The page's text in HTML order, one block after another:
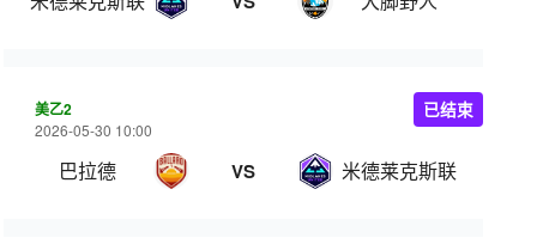
美乙2
2026-05-30 10:00
巴拉德 VS 米德莱克斯联
已结束